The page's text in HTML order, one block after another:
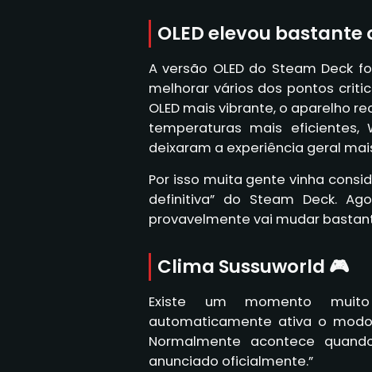
OLED elevou
A versão OLED do Steam
melhorar vários dos pontos
OLED mais vibrante, o aparelho
temperaturas mais eficientes,
deixaram a experiência geral
Por isso muita gente vinha
definitiva” do Steam Deck.
provavelmente vai mudar
Clima Sussuworld 🎮
Existe um momento
automaticamente ativa o
Normalmente acontece
anunciado oficialmente.”